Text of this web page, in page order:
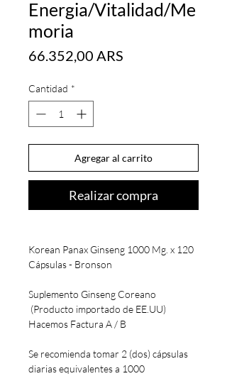
Energia/Vitalidad/Me
moria
66.352,00 ARS
Cantidad *
Agregar al carrito
Realizar compra
Korean Panax Ginseng 1000 Mg. x 120
Cápsulas - Bronson
Suplemento Ginseng Coreano
(Producto importado de EE.UU)
Hacemos Factura A / B
Se recomienda tomar 2 (dos) cápsulas
diarias equivalentes a 1000